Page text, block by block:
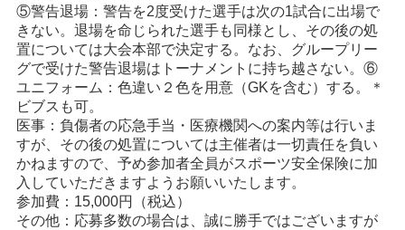
⑤警告退場：警告を2度受けた選手は次の1試合に出場で
きない。退場を命じられた選手も同様とし、その後の処
置については大会本部で決定する。なお、グループリー
グで受けた警告退場はトーナメントに持ち越さない。⑥
ユニフォーム：色違い２色を用意（GKを含む）する。＊
ビブスも可。
医事：負傷者の応急手当・医療機関への案内等は行いま
すが、その後の処置については主催者は一切責任を負い
かねますので、予め参加者全員がスポーツ安全保険に加
入していただきますようお願いいたします。
参加費：15,000円（税込）
その他：応募多数の場合は、誠に勝手ではございますが